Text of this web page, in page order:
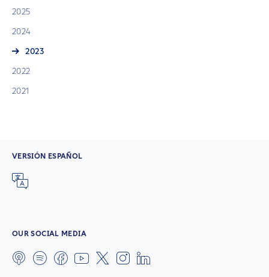
2025
2024
2023
2022
2021
VERSIÓN ESPAÑOL
OUR SOCIAL MEDIA